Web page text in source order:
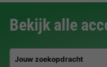
Bekijk alle
Jouw zoekopdracht